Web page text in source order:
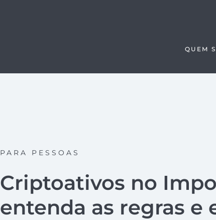
QUEM
PARA PESSOAS
Criptoativos no
entenda as regras e